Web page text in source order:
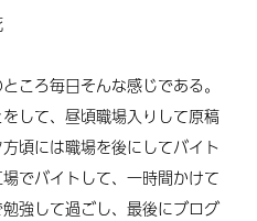
ころ毎日そんな感じである。
して、昼頃職場入りして原稿
頃には職場を後にしてバイト
でバイトして、一時間かけて
強して過ごし、最後にブログ